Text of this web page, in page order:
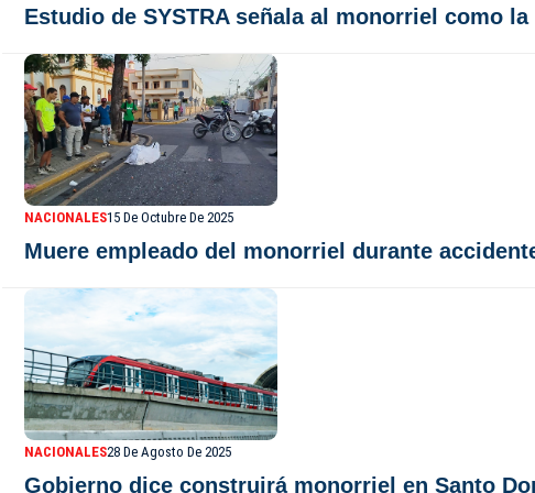
Estudio de SYSTRA señala al monorriel como
NACIONALES15 De Octubre De 2025
Muere empleado del monorriel durante
NACIONALES28 De Agosto De 2025
Gobierno dice construirá monorriel en Santo